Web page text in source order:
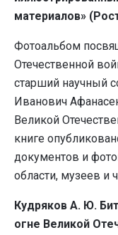
материалов»
Фотоальбом
Отечественной
старший научный
Иванович
Великой
книге
документов и
области, музеев и
Кудряков А. Ю.
огне Великой